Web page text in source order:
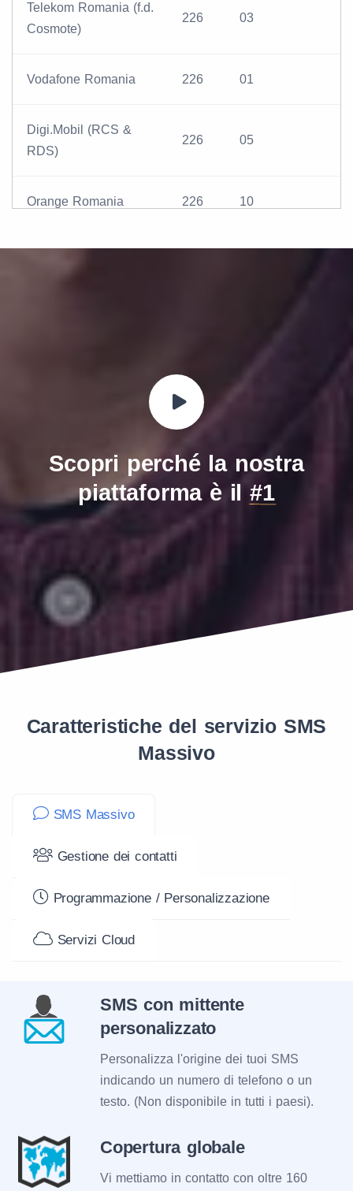
Telekom Romania (f.d.
Cosmote)
226 03
Vodafone Romania 226 01
Digi.Mobil (RCS &
RDS)
226 05
Orange Romania 226 10
Lycamobile 226 16
Scopri perché la nostra
piattaforma è il #1
Caratteristiche del servizio SMS
Massivo
SMS Massivo
Gestione dei contatti
Programmazione / Personalizzazione
Servizi Cloud
SMS con mittente
personalizzato
Personalizza l'origine dei tuoi SMS
indicando un numero di telefono o un
testo. (Non disponibile in tutti i paesi).
Copertura globale
Vi mettiamo in contatto con oltre 160